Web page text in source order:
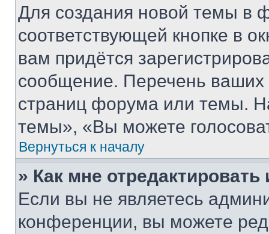
Для создания новой темы в
соответствующей кнопке в
вам придётся
сообщение. Перечень ваших
страниц форума или темы.
темы», «Вы можете
Вернуться к началу
» Как мне
Если вы не являетесь
конференции, вы можете